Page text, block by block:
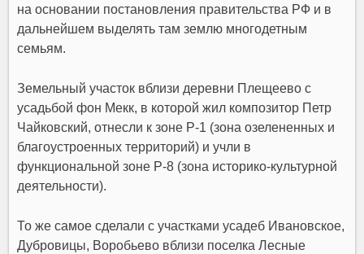
на основании постановления правительства РФ и в
дальнейшем выделять там землю многодетным
семьям.
Земельный участок вблизи деревни Плещеево с
усадьбой фон Мекк, в которой жил композитор Петр
Чайковский, отнесли к зоне Р-1 (зона озелененных и
благоустроенных территорий) и учли в
функциональной зоне Р-8 (зона историко-культурной
деятельности).
То же самое сделали с участками усадеб Ивановское,
Дубровицы, Воробьево вблизи поселка Лесные